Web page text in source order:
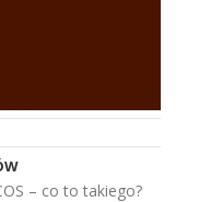
– co to takiego?